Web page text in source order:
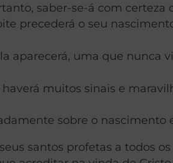
saber-se-á com
precederá o seu
aparecerá, uma que nunca
muitos sinais e
sobre o nascimento
santos profetas a todos